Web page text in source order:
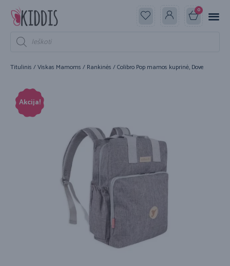
0
Titulinis /Viskas Mamoms / Rankinės / Colibro Pop mamos kuprinė, Dove
Akcija!